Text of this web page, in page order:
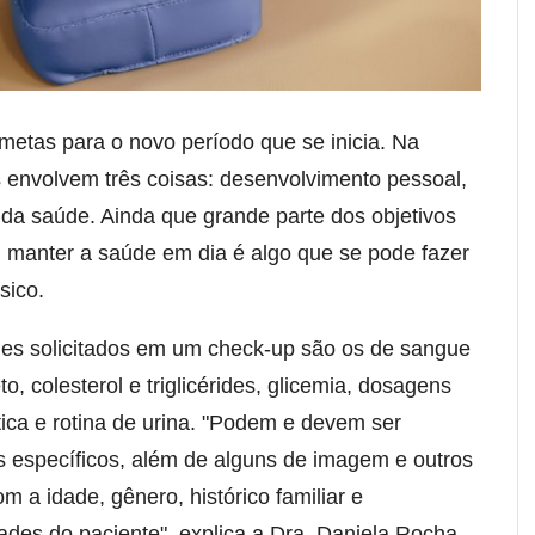
para o novo período que se inicia. Na
três coisas: desenvolvimento pessoal,
saúde. Ainda que grande parte dos objetivos
a saúde em dia é algo que se pode fazer
solicitados em um check-up são os de sangue
colesterol e triglicérides, glicemia, dosagens
e rotina de urina. "Podem e devem ser
além de alguns de imagem e outros
a idade, gênero, histórico familiar e